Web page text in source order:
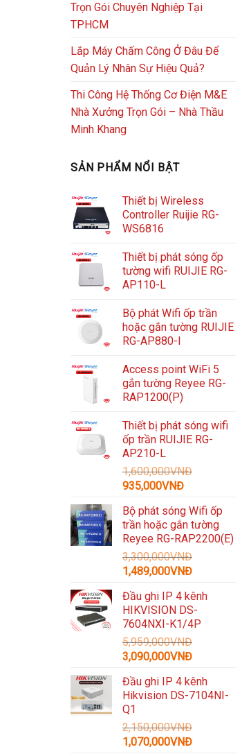
Trọn Gói Chuyên Nghiệp Tại
TPHCM
Lắp Máy Chấm Công Ở Đâu Để
Quản Lý Nhân Sự Hiệu Quả?
Thi Công Hệ Thống Cơ Điện M&E
Nhà Xưởng Trọn Gói – Nhà Thầu
Minh Khang
SẢN PHẨM NỔI BẬT
Thiết bị Wireless
Controller Ruijie RG-
WS6816
Thiết bị phát sóng ốp
tường wifi RUIJIE RG-
AP110-L
Bộ phát Wifi ốp trần
hoặc gắn tường RUIJIE
RG-AP880-I
Access point WiFi 5
gắn tường Reyee RG-
RAP1200(P)
Thiết bị phát sóng wifi
ốp trần RUIJIE RG-
AP210-L
1,600,000VNĐ
Giá
là:
1,600,000VNĐ.
935,000VNĐGiá
tại
là:
935,000VNĐ.
Bộ phát sóng Wifi ốp
trần hoặc gắn tường
Reyee RG-RAP2200(E)
3,300,000VNĐ
Giá
là:
3,300,000VNĐ.
1,489,000VNĐGiá
tại
là:
Đầu ghi IP 4 kênh
HIKVISION DS-
7604NXI-K1/4P
5,959,000VNĐ
Giá
là:
5,959,000VNĐ.
3,090,000VNĐGiá
tại
là:
Đầu ghi IP 4 kênh
Hikvision DS-7104NI-
Q1
2,150,000VNĐ
Giá
1,070,000VNĐGiá